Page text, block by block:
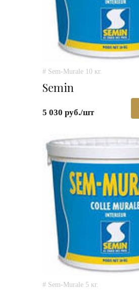
# Sem-Murale 10 кг.
Semin
5 030 руб./шт
# Sem-Murale 5 кг.